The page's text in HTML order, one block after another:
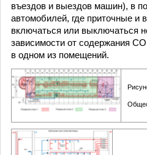
въездов и выездов машин), в
автомобилей, где приточные и
включаться или выключаться
зависимости от содержания
в одном из помещений.